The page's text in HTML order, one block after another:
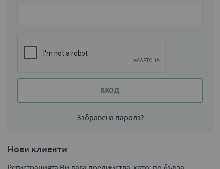
ВХОД
Забравена парола?
Нови клиенти